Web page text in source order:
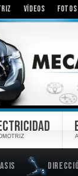
VÍDEOS FOTOS